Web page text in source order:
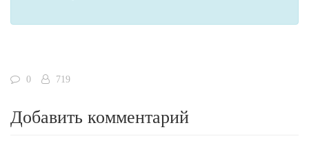
0 719
Добавить комментарий